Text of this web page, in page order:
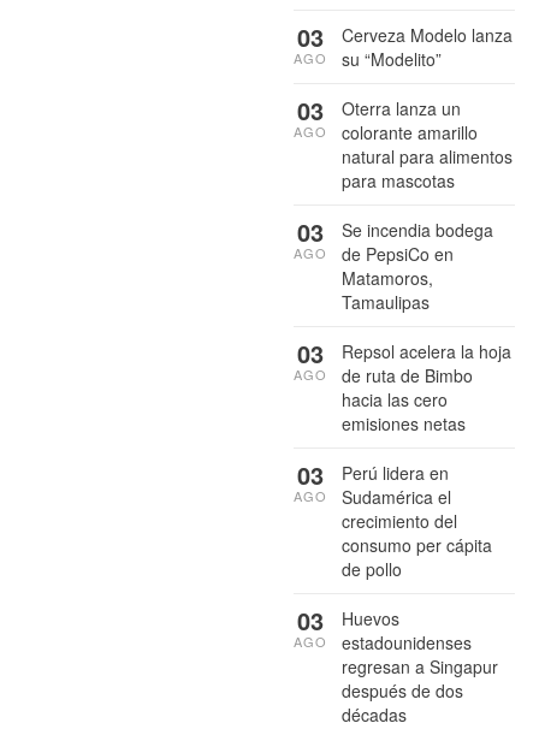
Cerveza Modelo lanza
su “Modelito”
03
AGO
Oterra lanza un
colorante amarillo
natural para alimentos
para mascotas
03
AGO
Se incendia bodega
de PepsiCo en
Matamoros,
Tamaulipas
03
AGO
Repsol acelera la hoja
de ruta de Bimbo
hacia las cero
emisiones netas
03
AGO
Perú lidera en
Sudamérica el
crecimiento del
consumo per cápita
de pollo
03
AGO
Huevos
estadounidenses
regresan a Singapur
después de dos
décadas
03
AGO